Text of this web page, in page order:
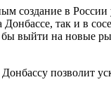
создание в
так и в
выйти на новые
позволит